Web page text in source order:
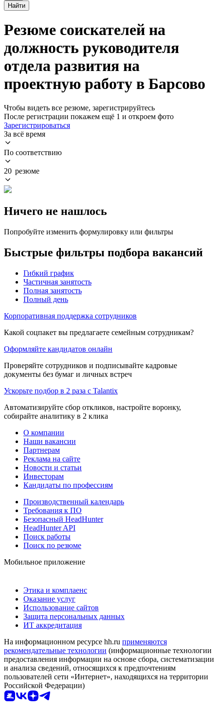
Найти
Резюме соискателей на
должность руководителя
отдела развития на
проектную работу в Барсово
Чтобы видеть все резюме, зарегистрируйтесь
После регистрации покажем ещё 1 и откроем фото
Зарегистрироваться
За всё время
По соответствию
20 резюме
Ничего не нашлось
Попробуйте изменить формулировку или фильтры
Быстрые фильтры подбора вакансий
Гибкий график
Частичная занятость
Полная занятость
Полный день
Корпоративная поддержка сотрудников
Какой соцпакет вы предлагаете семейным сотрудникам?
Оформляйте кандидатов онлайн
Проверяйте сотрудников и подписывайте кадровые
документы без бумаг и личных встреч
Ускорьте подбор в 2 раза с Talantix
Автоматизируйте сбор откликов, настройте воронку,
собирайте аналитику в 2 клика
О компании
Наши вакансии
Партнерам
Реклама на сайте
Новости и статьи
Инвесторам
Кандидаты по профессиям
Производственный календарь
Требования к ПО
Безопасный HeadHunter
HeadHunter API
Поиск работы
Поиск по резюме
Мобильное приложение
Этика и комплаенс
Оказание услуг
Использование сайтов
Защита персональных данных
ИТ аккредитация
На информационном ресурсе hh.ru применяются
рекомендательные технологии (информационные технологии
предоставления информации на основе сбора, систематизации
и анализа сведений, относящихся к предпочтениям
пользователей сети «Интернет», находящихся на территории
Российской Федерации)